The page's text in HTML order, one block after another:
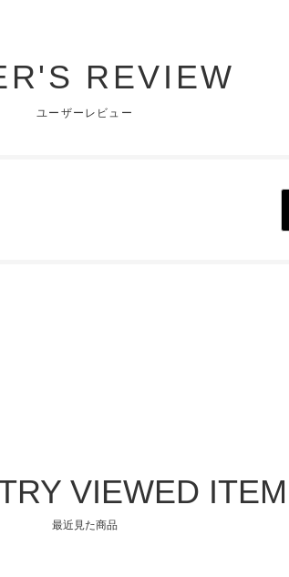
REVIEW
ユーザーレビュー
VIEWED ITEM
最近見た商品